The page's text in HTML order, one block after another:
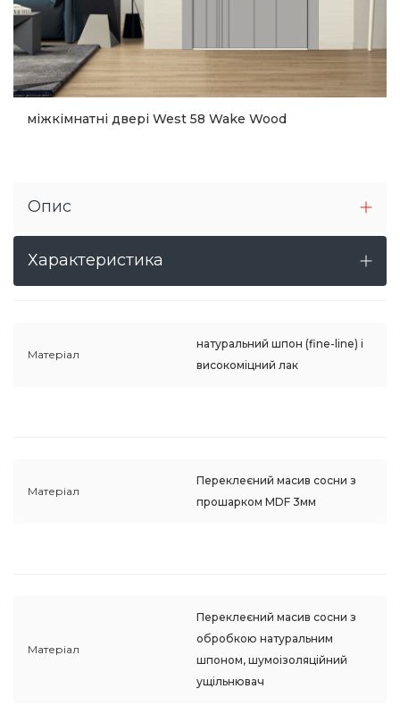
міжкімнатні двері West 58 Wake Wood
Опис
Характеристика
Матеріал
натуральний шпон (fine-line) і
високоміцний лак
Матеріал
Переклеєний масив сосни з
прошарком MDF 3мм
Матеріал
Переклеєний масив сосни з
обробкою натуральним
шпоном, шумоізоляційний
ущільнювач